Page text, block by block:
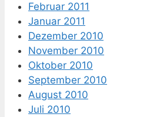
Februar 2011
Januar 2011
Dezember 2010
November 2010
Oktober 2010
September 2010
August 2010
Juli 2010